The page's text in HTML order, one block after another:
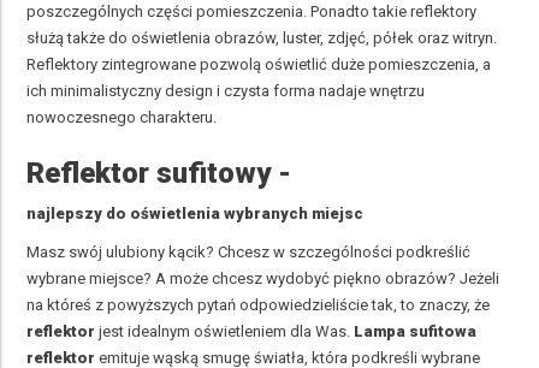
poszczególnych części pomieszczenia. Ponadto takie reflektory
służą także do oświetlenia obrazów, luster, zdjęć, półek oraz witryn.
Reflektory zintegrowane pozwolą oświetlić duże pomieszczenia, a
ich minimalistyczny design i czysta forma nadaje wnętrzu
nowoczesnego charakteru.
Reflektor sufitowy -
najlepszy do oświetlenia wybranych miejsc
Masz swój ulubiony kącik? Chcesz w szczególności podkreślić
wybrane miejsce? A może chcesz wydobyć piękno obrazów? Jeżeli
na któreś z powyższych pytań odpowiedzieliście tak, to znaczy, że
reflektor jest idealnym oświetleniem dla Was. Lampa sufitowa
reflektor emituje wąską smugę światła, która podkreśli wybrane